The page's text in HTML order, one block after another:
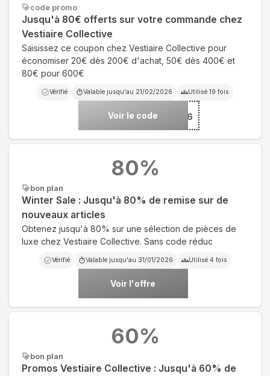
code promo
Jusqu'à 80€ offerts sur votre commande chez
Vestiaire Collective
Saisissez ce coupon chez Vestiaire Collective pour
économiser 20€ dès 200€ d'achat, 50€ dès 400€ et
80€ pour 600€
Vérifié Valable jusqu'au 21/02/2026 Utilisé 19 fois
Voir le code ***O26
bon plan
Winter Sale : Jusqu'à 80% de remise sur de
nouveaux articles
Obtenez jusqu'à 80% sur une sélection de pièces de
luxe chez Vestiaire Collective. Sans code réduc
Vérifié Valable jusqu'au 31/01/2026 Utilisé 4 fois
Voir l'offre
80%
bon plan
Promos Vestiaire Collective : Jusqu'à 60% de
60%